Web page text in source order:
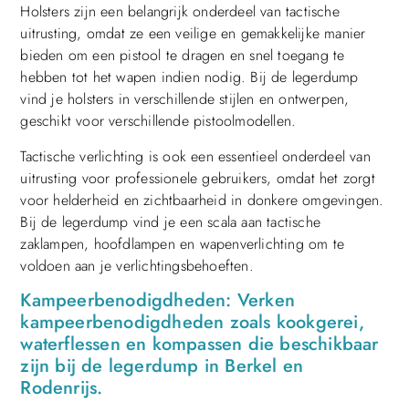
Holsters zijn een belangrijk onderdeel van tactische
uitrusting, omdat ze een veilige en gemakkelijke manier
bieden om een pistool te dragen en snel toegang te
hebben tot het wapen indien nodig. Bij de legerdump
vind je holsters in verschillende stijlen en ontwerpen,
geschikt voor verschillende pistoolmodellen.
Tactische verlichting is ook een essentieel onderdeel van
uitrusting voor professionele gebruikers, omdat het zorgt
voor helderheid en zichtbaarheid in donkere omgevingen.
Bij de legerdump vind je een scala aan tactische
zaklampen, hoofdlampen en wapenverlichting om te
voldoen aan je verlichtingsbehoeften.
Kampeerbenodigdheden: Verken
kampeerbenodigdheden zoals kookgerei,
waterflessen en kompassen die beschikbaar
zijn bij de legerdump in Berkel en
Rodenrijs.